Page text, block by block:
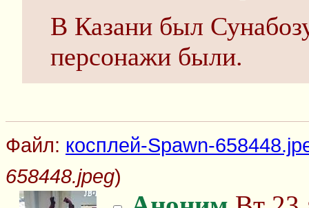
В Казани был
персонажи были.
Файл: косплей-Spawn-
658448.jpeg)